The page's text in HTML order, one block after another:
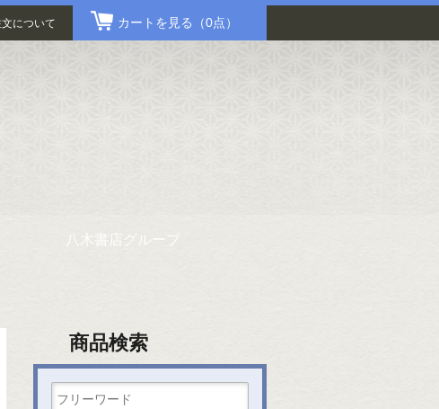
文について カートを見る （0点）
八木書店グループ
商品検索